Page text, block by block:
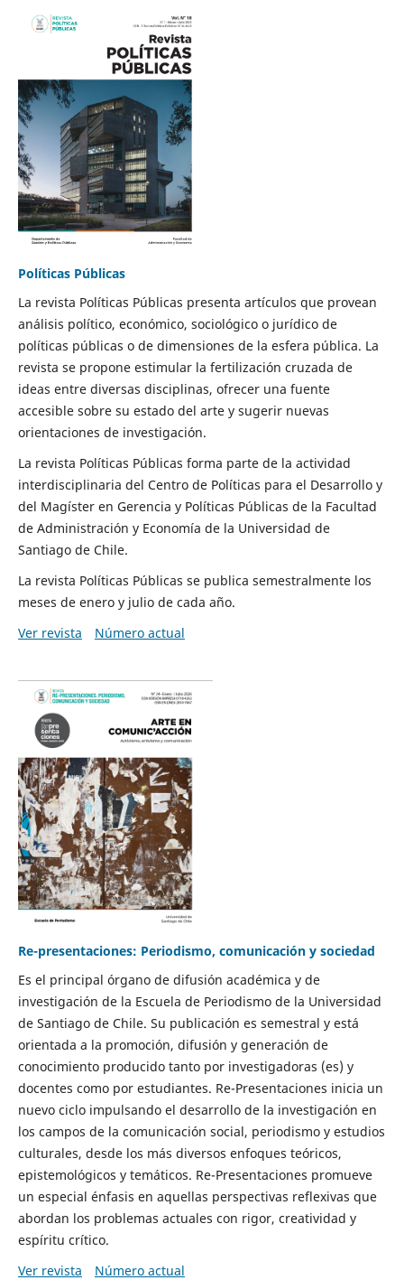
Políticas Públicas
La revista Políticas Públicas presenta artículos que provean
análisis político, económico, sociológico o jurídico de
políticas públicas o de dimensiones de la esfera pública. La
revista se propone estimular la fertilización cruzada de
ideas entre diversas disciplinas, ofrecer una fuente
accesible sobre su estado del arte y sugerir nuevas
orientaciones de investigación.
La revista Políticas Públicas forma parte de la actividad
interdisciplinaria del Centro de Políticas para el Desarrollo y
del Magíster en Gerencia y Políticas Públicas de la Facultad
de Administración y Economía de la Universidad de
Santiago de Chile.
La revista Políticas Públicas se publica semestralmente los
meses de enero y julio de cada año.
Ver revista
Número actual
Re-presentaciones: Periodismo, comunicación y sociedad
Es el principal órgano de difusión académica y de
investigación de la Escuela de Periodismo de la Universidad
de Santiago de Chile. Su publicación es semestral y está
orientada a la promoción, difusión y generación de
conocimiento producido tanto por investigadoras (es) y
docentes como por estudiantes. Re-Presentaciones inicia un
nuevo ciclo impulsando el desarrollo de la investigación en
los campos de la comunicación social, periodismo y estudios
culturales, desde los más diversos enfoques teóricos,
epistemológicos y temáticos. Re-Presentaciones promueve
un especial énfasis en aquellas perspectivas reflexivas que
abordan los problemas actuales con rigor, creatividad y
espíritu crítico.
Ver revista
Número actual